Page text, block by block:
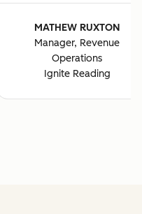
MATHEW RUXTON
Manager, Revenue
Operations
Ignite Reading